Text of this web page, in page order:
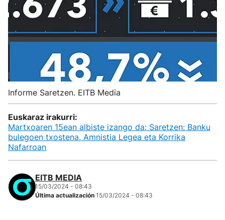
Informe Saretzen. EITB Media
Euskaraz irakurri:
Martxoaren 15ean albiste izango da: Saretzen: Banku
bulegoen txostena, Amnistia Legea eta Korrika
Nafarroan
EITB MEDIA
15/03/2024 - 08:43
Última actualización 15/03/2024 - 08:43